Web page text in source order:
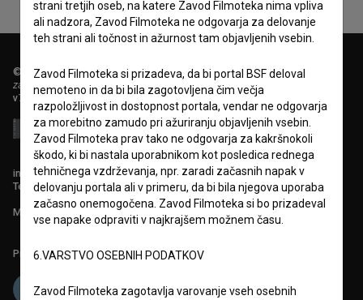
© 2018-2026, Filmoteka,
zavod za širjenje filmske kulture
v7.151.0
info@filmoteka.si
Tehnična pomoč: podpora@bsf.si
Mednarodna številka ISSN 2670-787X
Projekt sofinancira:
strani tretjih oseb, na katere Zavod Filmoteka nima vpliva
ali nadzora, Zavod Filmoteka ne odgovarja za delovanje
teh strani ali točnost in ažurnost tam objavljenih vsebin.
Zavod Filmoteka si prizadeva, da bi portal BSF deloval
nemoteno in da bi bila zagotovljena čim večja
razpoložljivost in dostopnost portala, vendar ne odgovarja
za morebitno zamudo pri ažuriranju objavljenih vsebin.
Zavod Filmoteka prav tako ne odgovarja za kakršnokoli
škodo, ki bi nastala uporabnikom kot posledica rednega
tehničnega vzdrževanja, npr. zaradi začasnih napak v
delovanju portala ali v primeru, da bi bila njegova uporaba
začasno onemogočena. Zavod Filmoteka si bo prizadeval
vse napake odpraviti v najkrajšem možnem času.
6.VARSTVO OSEBNIH PODATKOV
Zavod Filmoteka zagotavlja varovanje vseh osebnih